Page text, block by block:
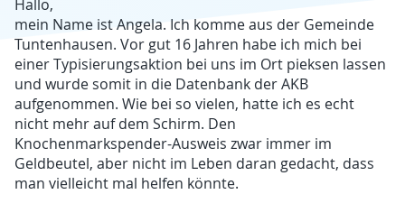
Hallo,
mein Name ist Angela. Ich komme aus der Gemeinde
Tuntenhausen. Vor gut 16 Jahren habe ich mich bei
einer Typisierungsaktion bei uns im Ort pieksen lassen
und wurde somit in die Datenbank der AKB
aufgenommen. Wie bei so vielen, hatte ich es echt
nicht mehr auf dem Schirm. Den
Knochenmarkspender-Ausweis zwar immer im
Geldbeutel, aber nicht im Leben daran gedacht, dass
man vielleicht mal helfen könnte.